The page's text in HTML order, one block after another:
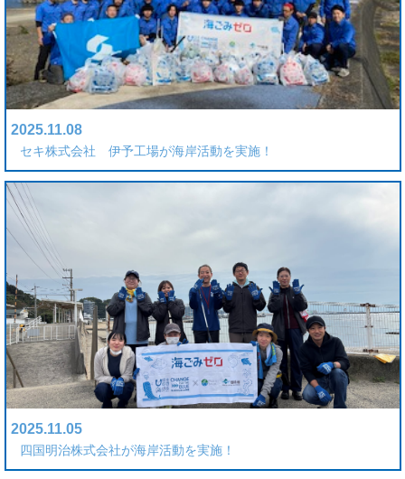
2025.11.08
セキ株式会社 伊予工場が海岸活動を実施！
2025.11.05
四国明治株式会社が海岸活動を実施！